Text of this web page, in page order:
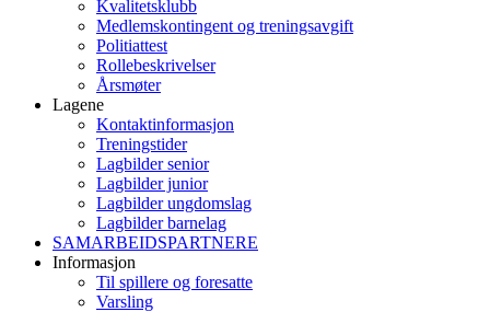
Kvalitetsklubb
Medlemskontingent og treningsavgift
Politiattest
Rollebeskrivelser
Årsmøter
Lagene
Kontaktinformasjon
Treningstider
Lagbilder senior
Lagbilder junior
Lagbilder ungdomslag
Lagbilder barnelag
SAMARBEIDSPARTNERE
Informasjon
Til spillere og foresatte
Varsling